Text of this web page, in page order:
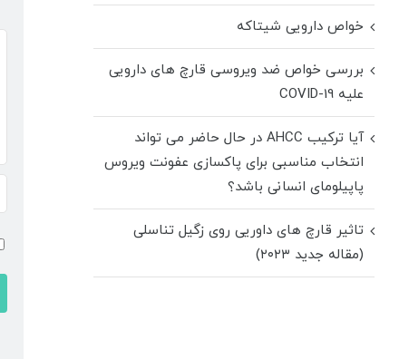
خواص دارویی شیتاکه
بررسی خواص ضد ویروسی قارچ های دارویی
علیه COVID-19
آیا ترکیب AHCC در حال حاضر می تواند
انتخاب مناسبی برای پاکسازی عفونت ویروس
پاپیلومای انسانی باشد؟
تاثیر قارچ های داوریی روی زگیل تناسلی
(مقاله جدید ۲۰۲۳)